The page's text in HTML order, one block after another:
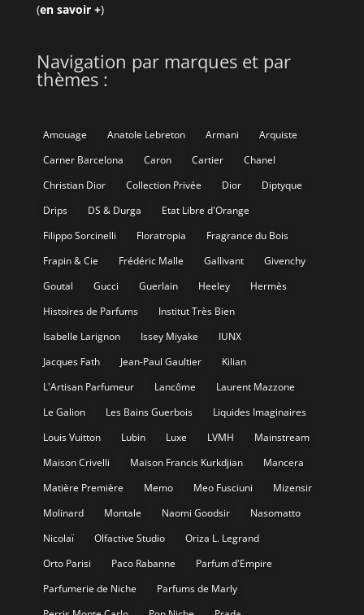
(en savoir +)
Navigation par marques et par
thèmes :
Amouage Anatole Lebreton Armani
Arquiste
Carner Barcelona
Caron Cartier
Chanel
Christian Dior
Collection Privée Dior
Diptyque
Drips
DS & Durga
Etat Libre d'Orange
Filippo Sorcinelli
Floratropia
Fragrance du Bois
Frapin & Cie
Frédéric Malle Gallivant
Givenchy
Goutal
Gucci Guerlain Heeley
Hermès
Histoires de Parfums
Institut Très Bien
Isabelle Larignon
Issey Miyake
IUNX
Jacques Fath
Jean-Paul Gaultier
Kilian
L'Artisan Parfumeur
Lancôme
Laurent Mazzone
Le Galion
Les Bains Guerbois
Liquides Imaginaires
Louis Vuitton
Lubin Luxe LVMH
Mainstream
Maison Crivelli
Maison Francis Kurkdjian
Mancera
Matière Première
Memo Meo Fusciuni
Mizensir
Molinard
Montale Naomi Goodsir
Nasomatto
Nicolaï
Olfactive Studio
Oriza L. Legrand
Orto Parisi
Paco Rabanne
Parfum d'Empire
Parfumerie de Niche
Parfums de Marly